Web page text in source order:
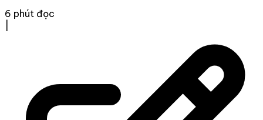
6 phút đọc